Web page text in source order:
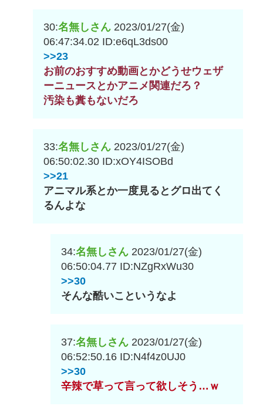
30:名無しさん 2023/01/27(金)
06:47:34.02 ID:e6qL3ds00
>>23
お前のおすすめ動画とかどうせウェザ
ーニュースとかアニメ関連だろ？
汚染も糞もないだろ
33:名無しさん 2023/01/27(金)
06:50:02.30 ID:xOY4ISOBd
>>21
アニマル系とか一度見るとグロ出てく
るんよな
34:名無しさん 2023/01/27(金)
06:50:04.77 ID:NZgRxWu30
>>30
そんな酷いこというなよ
37:名無しさん 2023/01/27(金)
06:52:50.16 ID:N4f4z0UJ0
>>30
辛辣で草って言って欲しそう…ｗ